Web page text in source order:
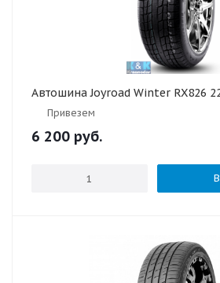
Автошина Joyroad Winter RX826
Привезем
6 200 руб.